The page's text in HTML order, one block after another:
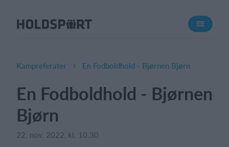
Om Holdsport
Presseomtale
Funktioner
Kalender
Kampreferater En Fodboldhold - Bjørnen Bjørn
En Fodboldhold - Bjørnen
Bjørn
22. nov. 2022, kl. 10.30